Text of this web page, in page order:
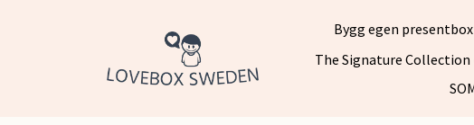
Bygg egen presentbox
The Signature